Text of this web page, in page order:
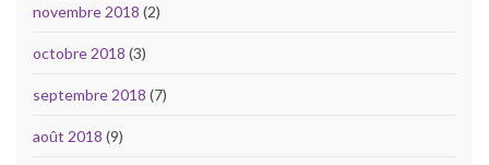
novembre 2018 (2)
octobre 2018 (3)
septembre 2018 (7)
août 2018 (9)